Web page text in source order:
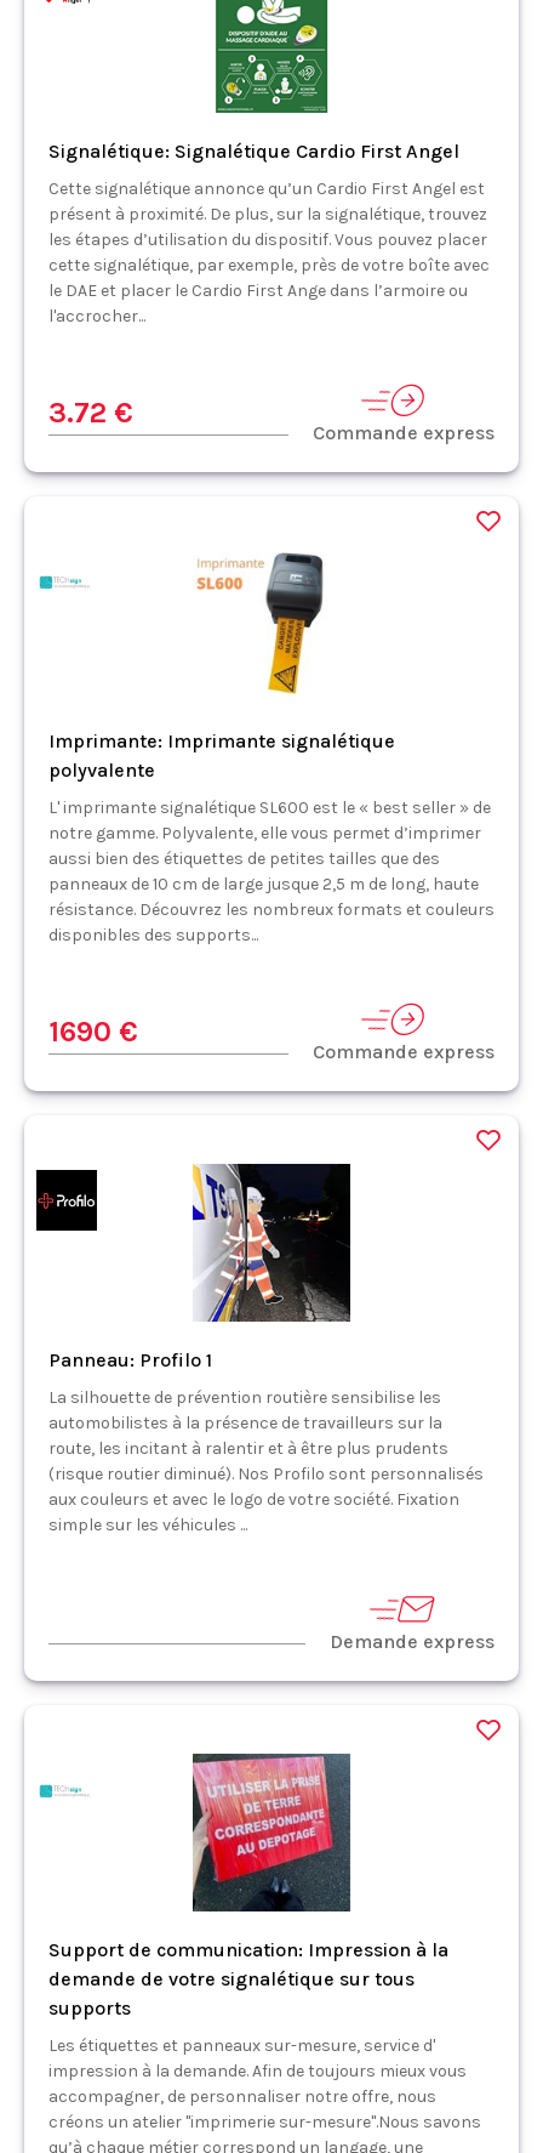
Signalétique: Signalétique Cardio First Angel
Cette signalétique annonce qu’un Cardio First Angel est
présent à proximité. De plus, sur la signalétique, trouvez
les étapes d’utilisation du dispositif. Vous pouvez placer
cette signalétique, par exemple, près de votre boîte avec
le DAE et placer le Cardio First Ange dans l’armoire ou
l'accrocher...
3.72 €
Commande express
Imprimante: Imprimante signalétique
polyvalente
L' imprimante signalétique SL600 est le « best seller » de
notre gamme. Polyvalente, elle vous permet d’imprimer
aussi bien des étiquettes de petites tailles que des
panneaux de 10 cm de large jusque 2,5 m de long, haute
résistance. Découvrez les nombreux formats et couleurs
disponibles des supports...
1690 €
Commande express
Panneau: Profilo 1
La silhouette de prévention routière sensibilise les
automobilistes à la présence de travailleurs sur la
route, les incitant à ralentir et à être plus prudents
(risque routier diminué). Nos Profilo sont personnalisés
aux couleurs et avec le logo de votre société. Fixation
simple sur les véhicules ...
Demande express
Support de communication: Impression à la
demande de votre signalétique sur tous
supports
Les étiquettes et panneaux sur-mesure, service d'
impression à la demande. Afin de toujours mieux vous
accompagner, de personnaliser notre offre, nous
créons un atelier "imprimerie sur-mesure".Nous savons
qu’à chaque métier correspond un langage, une